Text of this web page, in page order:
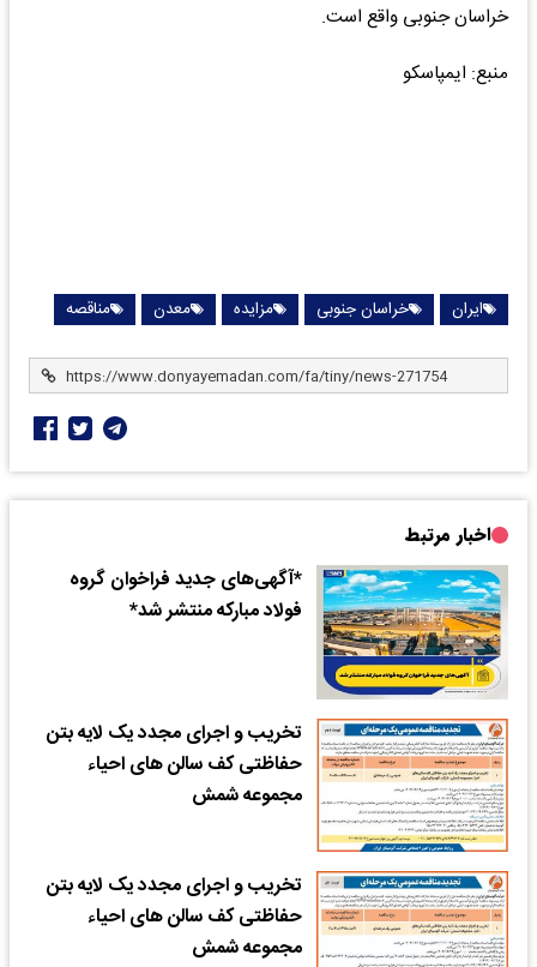
خراسان جنوبی واقع است.
منبع: ایمپاسکو
ایران خراسان جنوبی مزایده معدن مناقصه
اخبار مرتبط
*آگهی‌های جدید فراخوان گروه
فولاد مبارکه منتشر شد*
تخریب و اجرای مجدد یک لایه بتن
حفاظتی کف سالن های احیاء
مجموعه شمش
تخریب و اجرای مجدد یک لایه بتن
حفاظتی کف سالن های احیاء
مجموعه شمش